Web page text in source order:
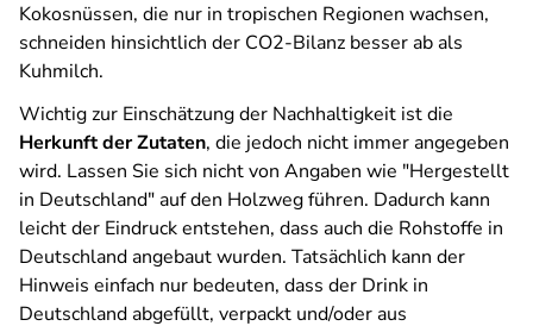
Kokosnüssen, die nur in tropischen Regionen wachsen,
schneiden hinsichtlich der CO2-Bilanz besser ab als
Kuhmilch.
Wichtig zur Einschätzung der Nachhaltigkeit ist die
Herkunft der Zutaten, die jedoch nicht immer angegeben
wird. Lassen Sie sich nicht von Angaben wie "Hergestellt
in Deutschland" auf den Holzweg führen. Dadurch kann
leicht der Eindruck entstehen, dass auch die Rohstoffe in
Deutschland angebaut wurden. Tatsächlich kann der
Hinweis einfach nur bedeuten, dass der Drink in
Deutschland abgefüllt, verpackt und/oder aus